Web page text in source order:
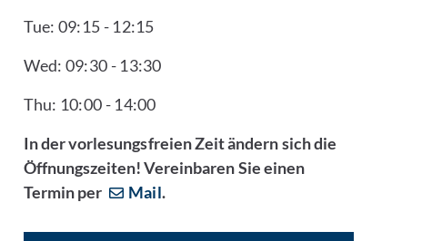
Tue: 09:15 - 12:15
Wed: 09:30 - 13:30
Thu: 10:00 - 14:00
In der vorlesungsfreien Zeit ändern sich die
Öffnungszeiten! Vereinbaren Sie einen
Termin per
Mail.